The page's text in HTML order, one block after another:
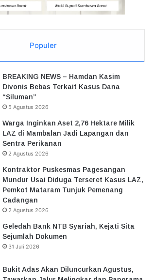
Populer
BREAKING NEWS – Hamdan Kasim
Divonis Bebas Terkait Kasus Dana
“Siluman”
5 Agustus 2026
Warga Inginkan Aset 2,76 Hektare Milik
LAZ di Mambalan Jadi Lapangan dan
Sentra Perikanan
2 Agustus 2026
Kontraktor Puskesmas Pagesangan
Mundur Usai Diduga Terseret Kasus LAZ,
Pemkot Mataram Tunjuk Pemenang
Cadangan
2 Agustus 2026
Geledah Bank NTB Syariah, Kejati Sita
Sejumlah Dokumen
31 Juli 2026
Bukit Adas Akan Diluncurkan Agustus,